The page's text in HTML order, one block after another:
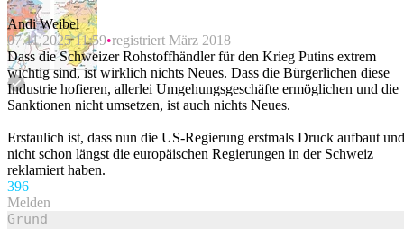
Andi Weibel
07.11.2025 11:59 registriert März 2018
Dass die Schweizer Rohstoffhändler für den Krieg Putins extrem
wichtig sind, ist wirklich nichts Neues. Dass die Bürgerlichen diese
Industrie hofieren, allerlei Umgehungsgeschäfte ermöglichen und die
Sanktionen nicht umsetzen, ist auch nichts Neues.
Erstaulich ist, dass nun die US-Regierung erstmals Druck aufbaut und
nicht schon längst die europäischen Regierungen in der Schweiz
reklamiert haben.
396
Melden